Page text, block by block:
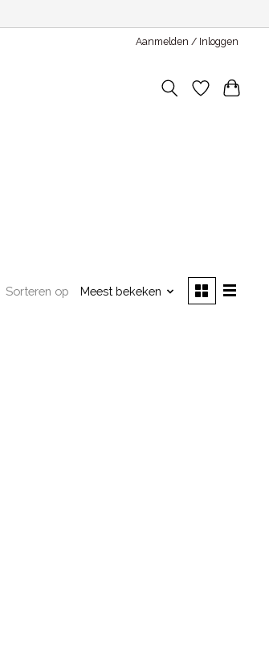
Aanmelden / Inloggen
Sorteren op Meest bekeken